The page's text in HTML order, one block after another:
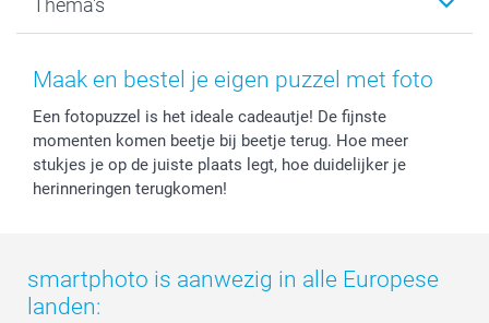
Kaarten
Bestelproces
Herroepingsrecht
Cookiebeleid
Reviews
Prijslijst
Tevredenheidsgarantie
Mijn orderstatus
smartfriends
service@smartphoto.nl
Affiliate partnerprogramma
Thema's
Baby
Vaderdag
Huwelijk
Maak en bestel je eigen puzzel met foto
Een fotopuzzel is het ideale cadeautje! De fijnste
momenten komen beetje bij beetje terug. Hoe meer
stukjes je op de juiste plaats legt, hoe duidelijker je
herinneringen terugkomen!
smartphoto is aanwezig in alle Europese
landen: